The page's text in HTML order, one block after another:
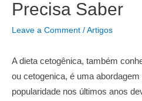
Precisa Saber
Leave a Comment /Artigos
A dieta cetogênica, também
ou cetogenica, é uma
popularidade nos últimos anos